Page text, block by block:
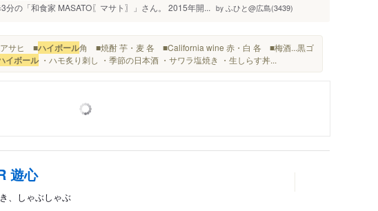
分の「和食家 MASATO〖マサト〗」さん。 2015年開... by ふひと@広島(3439)
アサヒ ■ハイボール角 ■焼酎 芋・麦 各 ■California wine 赤・白 各 ■梅酒...黒ゴ
イボール・ハモ炙り刺し ・季節の日本酒 ・サワラ塩焼き ・生しらす丼...
遊心
、しゃぶしゃぶ